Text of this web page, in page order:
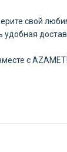
свой
удобная
с